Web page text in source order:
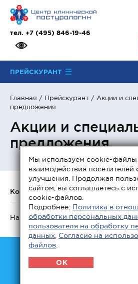
тел. +7 (495) 846-19-46
ПРЕЙСКУРАНТ
Главная / Прейскурант / Акции и
предложения
Акции и
предложения
Консультации специалистов
На данный момент актуальных
Мы практикуем
эффективного лечения
Мы используем cookie-файлы
взаимодействия посетителей
улучшения. Продолжая
сайтом, вы соглашаетесь с
cookie-файлов.
Подробнее: Политика в
обработки персональных
пользователя на обработку
данных Согласие на
файлов
OK